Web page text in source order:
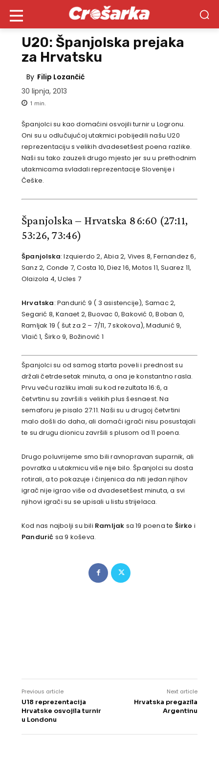
U20: Španjolska prejaka
za Hrvatsku
By Filip Lozančić
30 lipnja, 2013
1 min.
Španjolci su kao domaćini osvojili turnir u Logronu.
Oni su u odlučujućoj utakmici pobijedili našu U20
reprezentaciju s velikih dvadesetšest poena razlike.
Naši su tako zauzeli drugo mjesto jer su u prethodnim
utakmicama svladali reprezentacije Slovenije i
Češke.
Španjolska – Hrvatska 86:60 (27:11,
53:26, 73:46)
Španjolska: Izquierdo 2, Abia 2, Vives 8, Fernandez 6,
Sanz 2, Conde 7, Costa 10, Diez 16, Motos 11, Suarez 11,
Olaizola 4, Ucles 7
Hrvatska: Pandurić 9 ( 3 asistencije), Samac 2,
Segarić 8, Kanaet 2, Buovac 0, Baković 0, Boban 0,
Ramljak 19 ( šut za 2 – 7/11, 7 skokova), Madunić 9,
Vlaić 1, Širko 9, Božinović 1
Španjolci su od samog starta poveli i prednost su
držali četrdesetak minuta, a ona je konstantno rasla.
Prvu veću razliku imali su kod rezultata 16:6, a
četvrtinu su završili s velikih plus šesnaest. Na
semaforu je pisalo 27:11. Naši su u drugoj četvrtini
malo došli do daha, ali domaći igrači nisu posustajali
te su drugu dionicu završili s plusom od 11 poena.
Drugo poluvrijeme smo bili ravnopravan suparnik, ali
povratka u utakmicu više nije bilo. Španjolci su dosta
rotirali, a to pokazuje i činjenica da niti jedan njihov
igrač nije igrao više od dvadesetšest minuta, a svi
njihovi igrači su se upisali u listu strijelaca.
Kod nas najbolji su bili Ramljak sa 19 poena te Širko i
Pandurić sa 9 koševa.
Previous article
U18 reprezentacija
Hrvatske osvojila turnir
u Londonu
Next article
Hrvatska pregazila
Argentinu